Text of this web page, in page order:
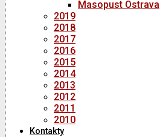
Masopust Ostrava
2019
2018
2017
2016
2015
2014
2013
2012
2011
2010
Kontakty